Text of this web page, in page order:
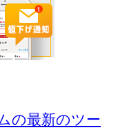
の最新のツー